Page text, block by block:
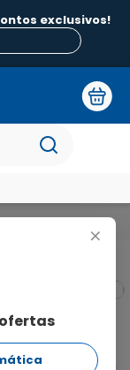
exclusivos!
+
ofertas
Aciclovir 30mg/g